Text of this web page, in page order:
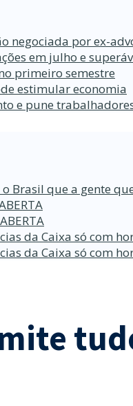
negociada por ex-
em julho e
primeiro semestre
estimular economia
e pune
Brasil que a gente
da Caixa só com
da Caixa só com